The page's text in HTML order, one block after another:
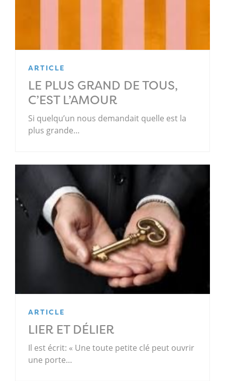
ARTICLE
LE PLUS GRAND DE TOUS,
C’EST L’AMOUR
Si quelqu’un nous demandait quelle est la
plus grande…
ARTICLE
LIER ET DÉLIER
Il est écrit: « Une toute petite clé peut ouvrir
une porte…